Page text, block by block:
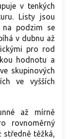
v tenkých
Listy jsou
na podzim se
v dubnu až
pro rod
hodnotu a
skupinových
ve vyšších
až mírně
rovnoměrný
středně těžká,